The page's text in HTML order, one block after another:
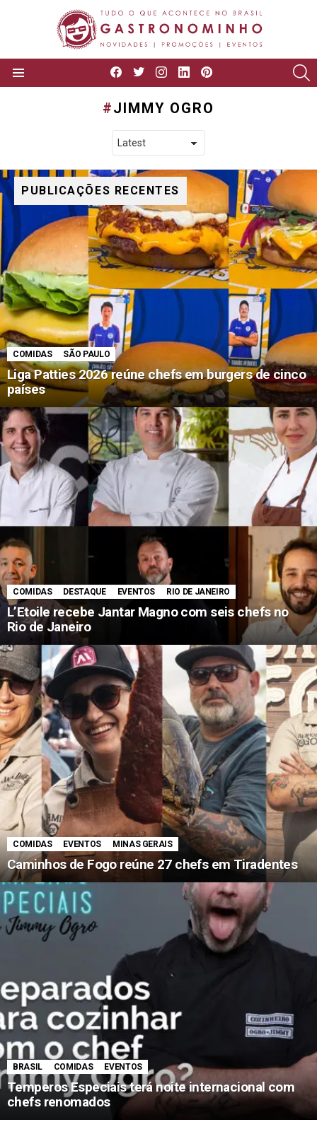
facebooktwitterinstagram
linkedin
JIMMY OGRO
PUBLICAÇÕES RECENTES
COMIDAS SÃO PAULO
Liga Patties 2026 reúne chefs em burgers de cinco
países
COMIDAS DESTAQUE EVENTOS RIO DE JANEIRO
L’Etoile recebe Jantar Magno com seis chefs no
Rio de Janeiro
COMIDAS EVENTOS MINAS GERAIS
Caminhos de Fogo reúne 27 chefs em Tiradentes
BRASIL COMIDAS EVENTOS
Temperos Especiais terá noite internacional com
chefs renomados